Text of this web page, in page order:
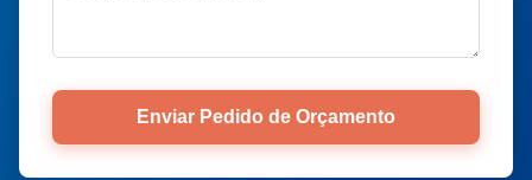
Enviar Pedido de Orçamento